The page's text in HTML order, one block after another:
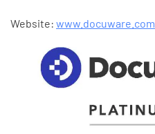
Website: www.docuware.com